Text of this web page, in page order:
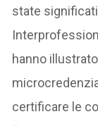
state
hanno
certificare le